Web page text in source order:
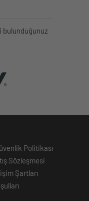
bulunduğunuz
Politikası
Sözleşmesi
Şartları